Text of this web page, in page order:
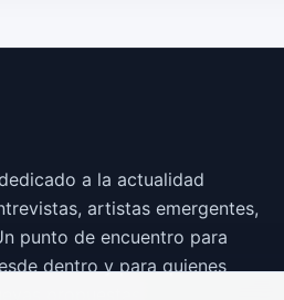
a la actualidad
artistas emergentes,
punto de encuentro para
dentro y para quienes
propuestas.